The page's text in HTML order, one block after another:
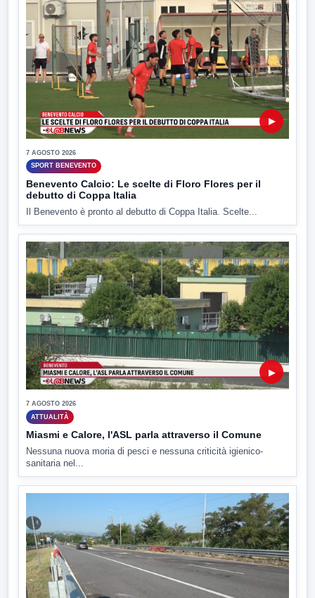
▶
7 AGOSTO 2026
SPORT BENEVENTO
Benevento Calcio: Le scelte di Floro Flores per il
debutto di Coppa Italia
Il Benevento è pronto al debutto di Coppa Italia. Scelte...
▶
7 AGOSTO 2026
ATTUALITÀ
Miasmi e Calore, l'ASL parla attraverso il Comune
Nessuna nuova moria di pesci e nessuna criticità igienico-
sanitaria nel...